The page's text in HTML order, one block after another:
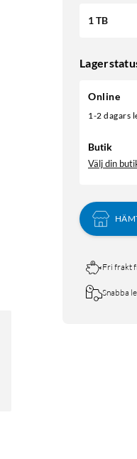
1 TB
Online
1-2 dagars
Butik
Välj din
Fri frakt
Snabba